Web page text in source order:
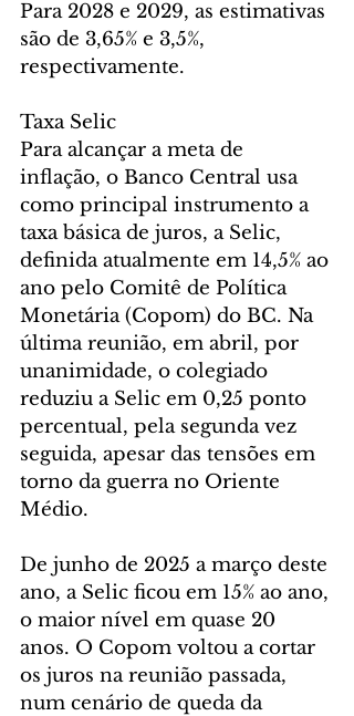
Para 2028 e 2029, as estimativas
são de 3,65% e 3,5%,
respectivamente.
Taxa Selic
Para alcançar a meta de
inflação, o Banco Central usa
como principal instrumento a
taxa básica de juros, a Selic,
definida atualmente em 14,5% ao
ano pelo Comitê de Política
Monetária (Copom) do BC. Na
última reunião, em abril, por
unanimidade, o colegiado
reduziu a Selic em 0,25 ponto
percentual, pela segunda vez
seguida, apesar das tensões em
torno da guerra no Oriente
Médio.
De junho de 2025 a março deste
ano, a Selic ficou em 15% ao ano,
o maior nível em quase 20
anos. O Copom voltou a cortar
os juros na reunião passada,
num cenário de queda da